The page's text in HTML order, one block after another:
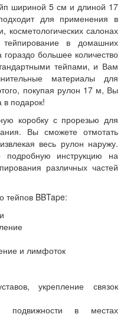
шириной 5 см и длиной 17
для применения в
косметологических салонах
в домашних
большее количество
тейпами, и Вам
материалы для
покупая рулон 17 м, Вы
в подарок!
коробку с прорезью для
Вы сможете отмотать
весь рулон наружу.
инструкцию на
различных частей
тейпов BBTape:
и лимфоток
укрепление связок
подвижности в местах